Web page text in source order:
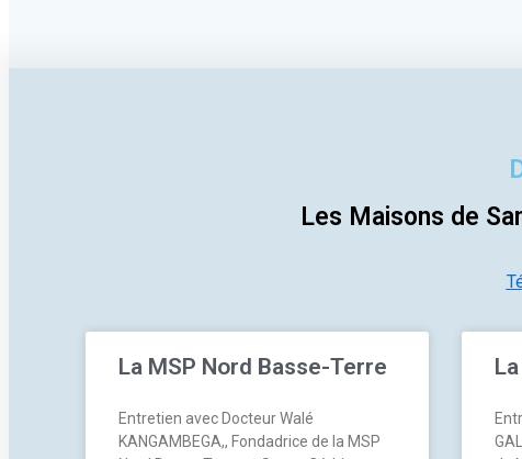
Les Maisons de
La MSP Nord Basse-Terre
Entretien avec Docteur Walé
KANGAMBEGA,, Fondadrice de la MSP